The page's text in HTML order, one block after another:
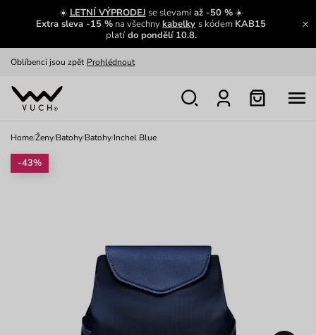
☀️ LETNÍ VÝPRODEJ se slevamiaž -50 %☀️
Extra sleva -15 % na všechnykabelky s kódem KAB15
platído pondělí 10.8.
Zajímavosti ze světa Vuch:
Zobrazit
Oblíbenci jsou zpět Prohlédnout
Nech se inspirovat
Home/Ženy/Batohy/Batohy/Inchel Blue
-43%